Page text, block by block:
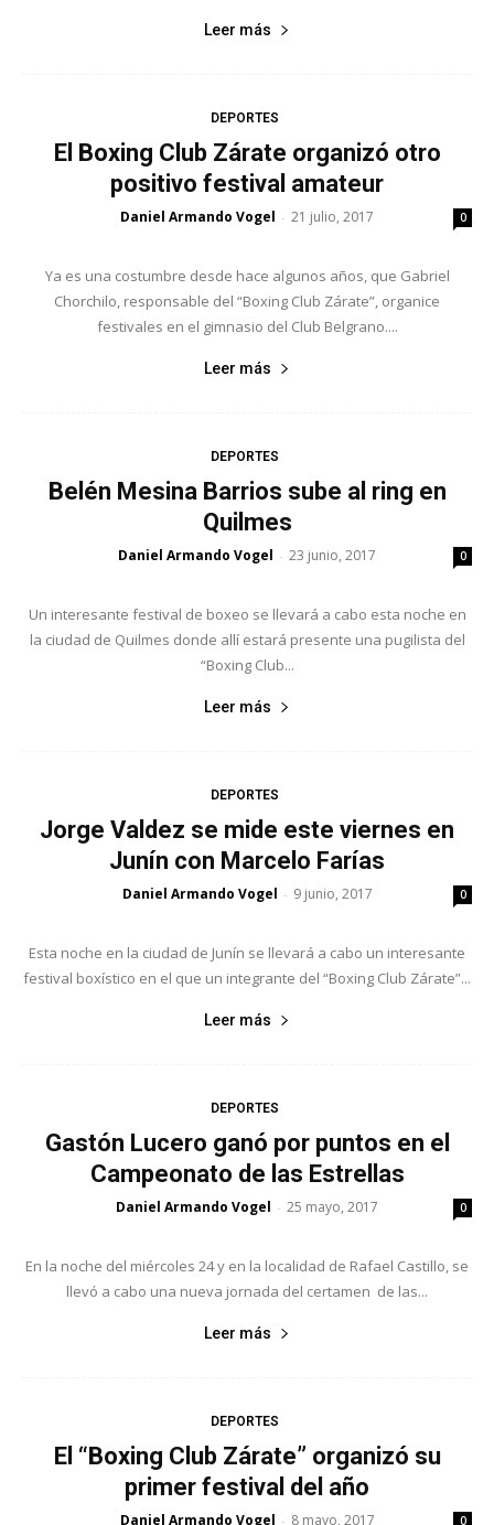
Leer más
DEPORTES
El Boxing Club Zárate organizó otro
positivo festival amateur
Daniel Armando Vogel - 21 julio, 2017 0
Ya es una costumbre desde hace algunos años, que Gabriel
Chorchilo, responsable del “Boxing Club Zárate”, organice
festivales en el gimnasio del Club Belgrano....
Leer más
DEPORTES
Belén Mesina Barrios sube al ring en
Quilmes
Daniel Armando Vogel - 23 junio, 2017 0
Un interesante festival de boxeo se llevará a cabo esta noche en
la ciudad de Quilmes donde allí estará presente una pugilista del
“Boxing Club...
Leer más
DEPORTES
Jorge Valdez se mide este viernes en
Junín con Marcelo Farías
Daniel Armando Vogel - 9 junio, 2017 0
Esta noche en la ciudad de Junín se llevará a cabo un interesante
festival boxístico en el que un integrante del “Boxing Club Zárate”...
Leer más
DEPORTES
Gastón Lucero ganó por puntos en el
Campeonato de las Estrellas
Daniel Armando Vogel - 25 mayo, 2017 0
En la noche del miércoles 24 y en la localidad de Rafael Castillo, se
llevó a cabo una nueva jornada del certamen de las...
Leer más
DEPORTES
El “Boxing Club Zárate” organizó su
primer festival del año
Daniel Armando Vogel - 8 mayo, 2017 0